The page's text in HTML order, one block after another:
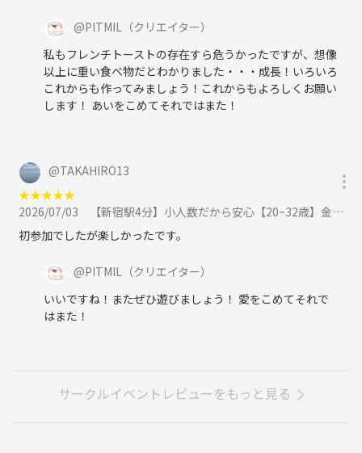
@PITMIL （クリエイター）
私もフレンチトーストの存在すら危うかったですが、想像
以上に重い食べ物だとわかりました・・・成長！いろいろ
これからも作ってみましょう！これからもよろしくお願い
します！ あいをこめてそれではまた！
@TAKAHIRO13
★★★★★
2026/07/03
【新宿駅4分】小人数だから安心【20~32歳】金曜日にお話ししよう。かんたんボドゲ飲み会（ノンアルOK）に参加
初参加でしたが楽しかったです。
@PITMIL （クリエイター）
いいですね！またぜひ遊びましょう！ 愛をこめてそれで
はまた！
サークルイベントレビューをもっと見る